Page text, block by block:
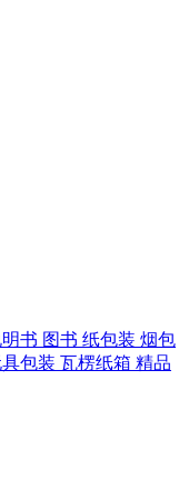
书 图书 纸包装 烟包
包装 瓦楞纸箱 精品